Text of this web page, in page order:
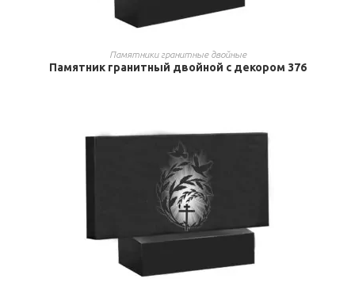
Памятники гранитные двойные
Памятник гранитный двойной с декором 376